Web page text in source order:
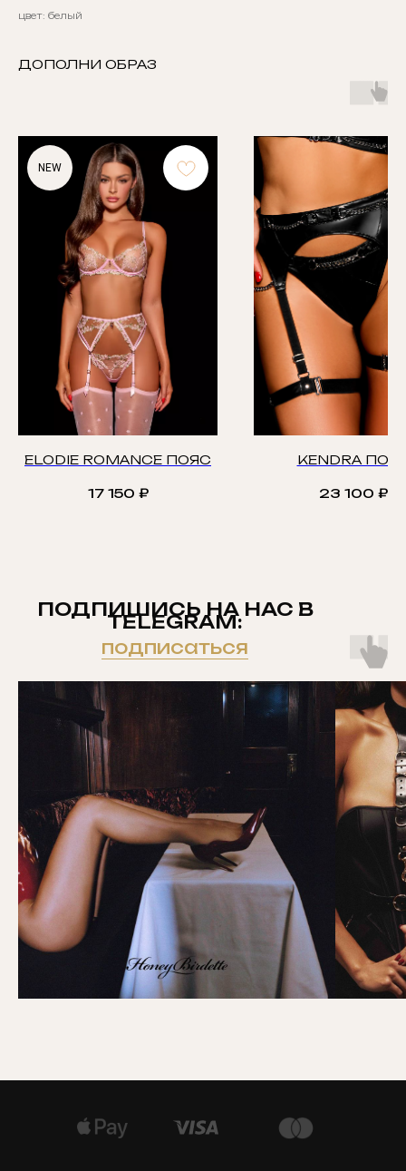
цвет: белый
ДОПОЛНИ ОБРАЗ
NEW
ELODIE ROMANCE ПОЯС
17 150 ₽
KENDRA
23 100 ₽
ПОДПИШИСЬ НА НАС В
TELEGRAM:
подписаться